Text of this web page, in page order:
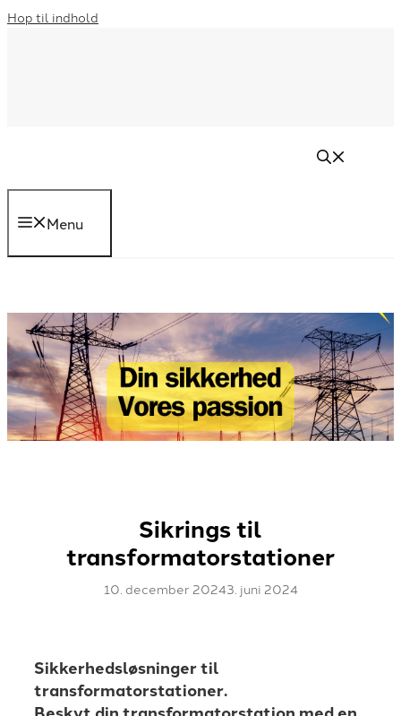
Hop til indhold
Menu
Sikrings til
transformatorstationer
10. december 20243. juni 2024
Sikkerhedsløsninger til
transformatorstationer.